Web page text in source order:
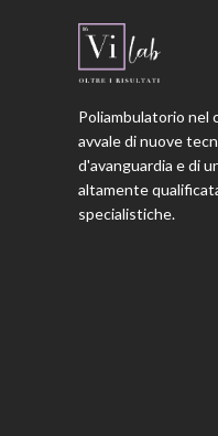
Poliambulatorio nel
avvale di nuove
d'avanguardia e di
altamente
specialistiche.